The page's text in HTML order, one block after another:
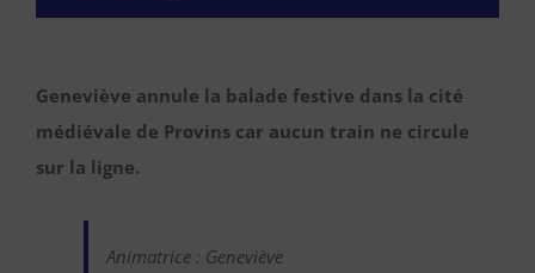
Geneviève annule la balade festive dans la cité
médiévale de Provins car aucun train ne circule
sur la ligne.
Animatrice : Geneviève